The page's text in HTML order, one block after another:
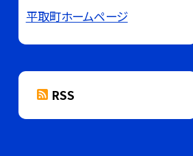
平取町ホームページ
RSS